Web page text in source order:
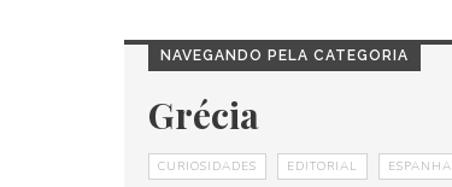
NAVEGANDO PELA CATEGORIA
Grécia
CURIOSIDADES EDITORIAL ESPANHA